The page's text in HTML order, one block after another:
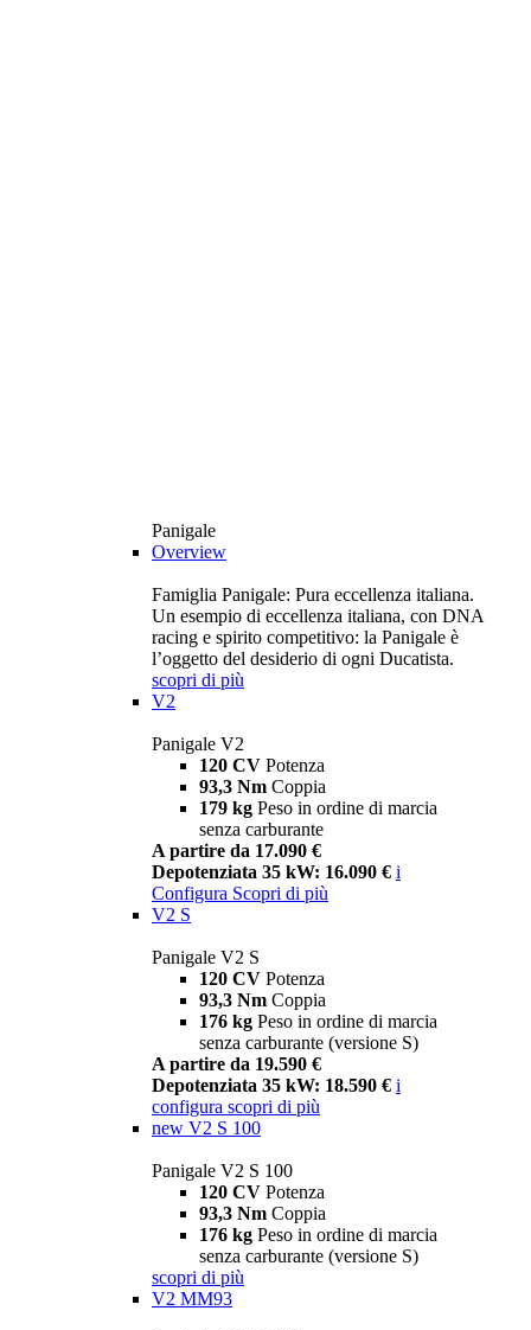
Panigale
Overview
Famiglia Panigale: Pura eccellenza italiana.
Un esempio di eccellenza italiana, con DNA
racing e spirito competitivo: la Panigale è
l’oggetto del desiderio di ogni Ducatista.
scopri di più
V2
Panigale V2
120 CV Potenza
93,3 Nm Coppia
179 kg Peso in ordine di marcia
senza carburante
A partire da 17.090 €
Depotenziata 35 kW: 16.090 € i
Configura Scopri di più
V2 S
Panigale V2 S
120 CV Potenza
93,3 Nm Coppia
176 kg Peso in ordine di marcia
senza carburante (versione S)
A partire da 19.590 €
Depotenziata 35 kW: 18.590 € i
configura scopri di più
new V2 S 100
Panigale V2 S 100
120 CV Potenza
93,3 Nm Coppia
176 kg Peso in ordine di marcia
senza carburante (versione S)
scopri di più
V2 MM93